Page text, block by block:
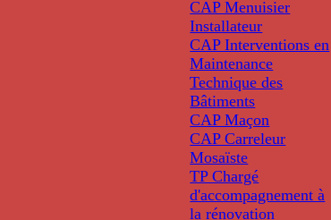
CAP Menuisier
Installateur
CAP Interventions en
Maintenance
Technique des
Bâtiments
CAP Maçon
CAP Carreleur
Mosaïste
TP Chargé
d'accompagnement à
la rénovation